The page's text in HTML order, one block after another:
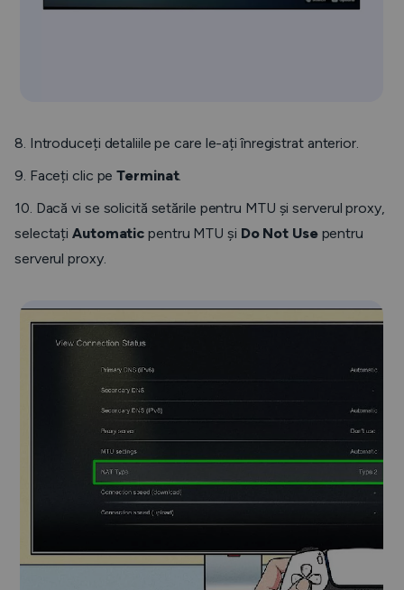
8. Introduceți detaliile pe care le-ați înregistrat anterior.
9. Faceți clic peTerminat.
10. Dacă vi se solicită setările pentru MTU și serverul proxy,
selectațiAutomatic pentru MTU și Do Not Usepentru
serverul proxy.